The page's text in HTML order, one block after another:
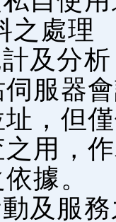
之處理
計及分析
服器
，但
用，
據。
動及服